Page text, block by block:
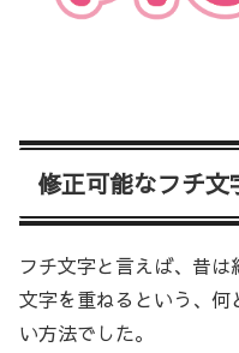
修正可能なフチ文
フチ文字と言えば、昔
文字を重ねるという、何
い方法でした。